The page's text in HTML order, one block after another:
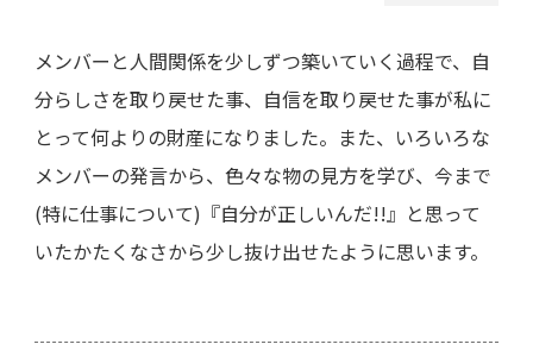
メンバーと人間関係を少しずつ築いていく過程で、自
分らしさを取り戻せた事、自信を取り戻せた事が私に
とって何よりの財産になりました。また、いろいろな
メンバーの発言から、色々な物の見方を学び、今まで
(特に仕事について)『自分が正しいんだ!!』と思って
いたかたくなさから少し抜け出せたように思います。